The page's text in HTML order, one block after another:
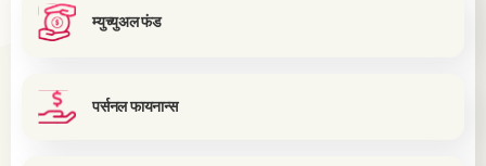
म्युच्युअल फंड
पर्सनल फायनान्स